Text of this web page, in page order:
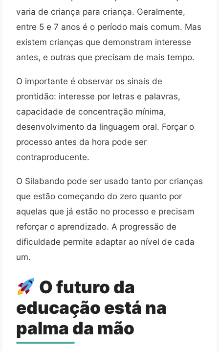
varia de criança para criança. Geralmente,
entre 5 e 7 anos é o período mais comum. Mas
existem crianças que demonstram interesse
antes, e outras que precisam de mais tempo.
O importante é observar os sinais de
prontidão: interesse por letras e palavras,
capacidade de concentração mínima,
desenvolvimento da linguagem oral. Forçar o
processo antes da hora pode ser
contraproducente.
O Silabando pode ser usado tanto por crianças
que estão começando do zero quanto por
aquelas que já estão no processo e precisam
reforçar o aprendizado. A progressão de
dificuldade permite adaptar ao nível de cada
um.
O futuro da
educação está na
palma da mão